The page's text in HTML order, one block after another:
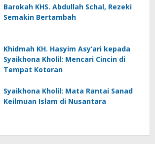
Barokah KHS. Abdullah Schal, Rezeki
Semakin Bertambah
Khidmah KH. Hasyim Asy’ari kepada
Syaikhona Kholil: Mencari Cincin di
Tempat Kotoran
Syaikhona Kholil: Mata Rantai Sanad
Keilmuan Islam di Nusantara